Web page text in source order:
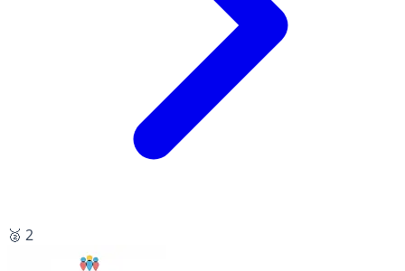
🥈 2